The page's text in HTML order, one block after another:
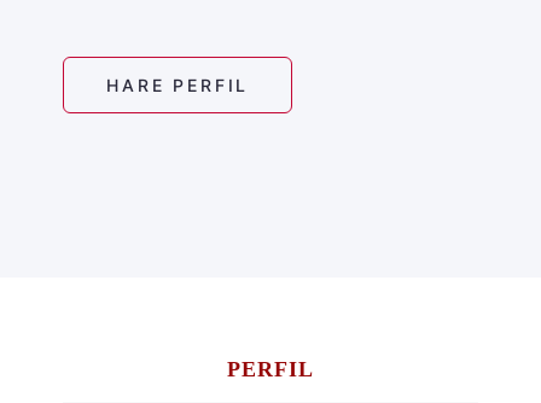
HARE PERFIL
PERFIL